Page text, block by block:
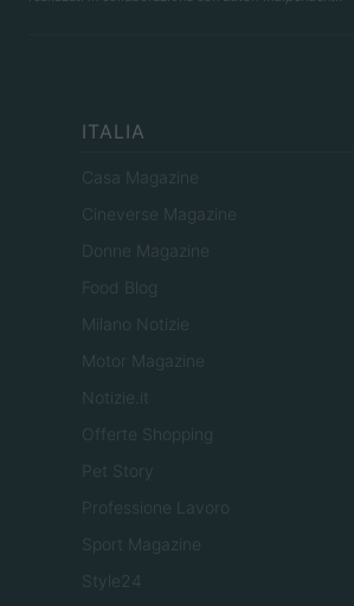
ITALIA
Casa Magazine
Cineverse Magazine
Donne Magazine
Food Blog
Milano Notizie
Motor Magazine
Notizie.it
Offerte Shopping
Pet Story
Professione Lavoro
Sport Magazine
Style24